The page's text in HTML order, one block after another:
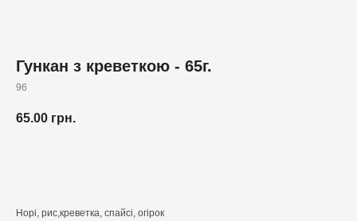
Гункан з креветкою - 65г.
96
65.00 грн.
Норі, рис,креветка, спайсі, огірок